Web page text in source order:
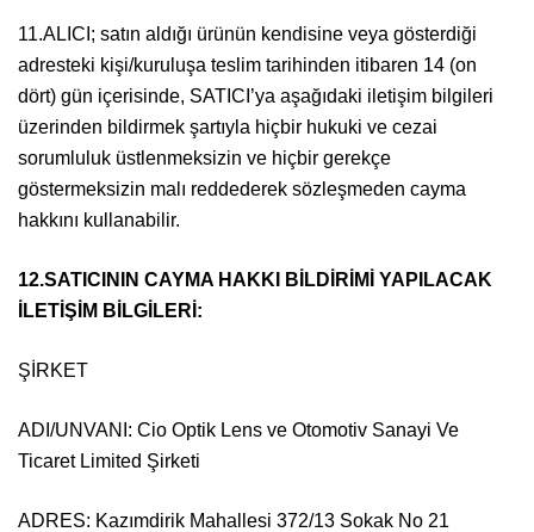
11.ALICI; satın aldığı ürünün kendisine veya gösterdiği
adresteki kişi/kuruluşa teslim tarihinden itibaren 14 (on
dört) gün içerisinde, SATICI’ya aşağıdaki iletişim bilgileri
üzerinden bildirmek şartıyla hiçbir hukuki ve cezai
sorumluluk üstlenmeksizin ve hiçbir gerekçe
göstermeksizin malı reddederek sözleşmeden cayma
hakkını kullanabilir.
12.SATICININ CAYMA HAKKI BİLDİRİMİ YAPILACAK
İLETİŞİM BİLGİLERİ:
ŞİRKET
ADI/UNVANI: Cio Optik Lens ve Otomotiv Sanayi Ve
Ticaret Limited Şirketi
ADRES: Kazımdirik Mahallesi 372/13 Sokak No 21